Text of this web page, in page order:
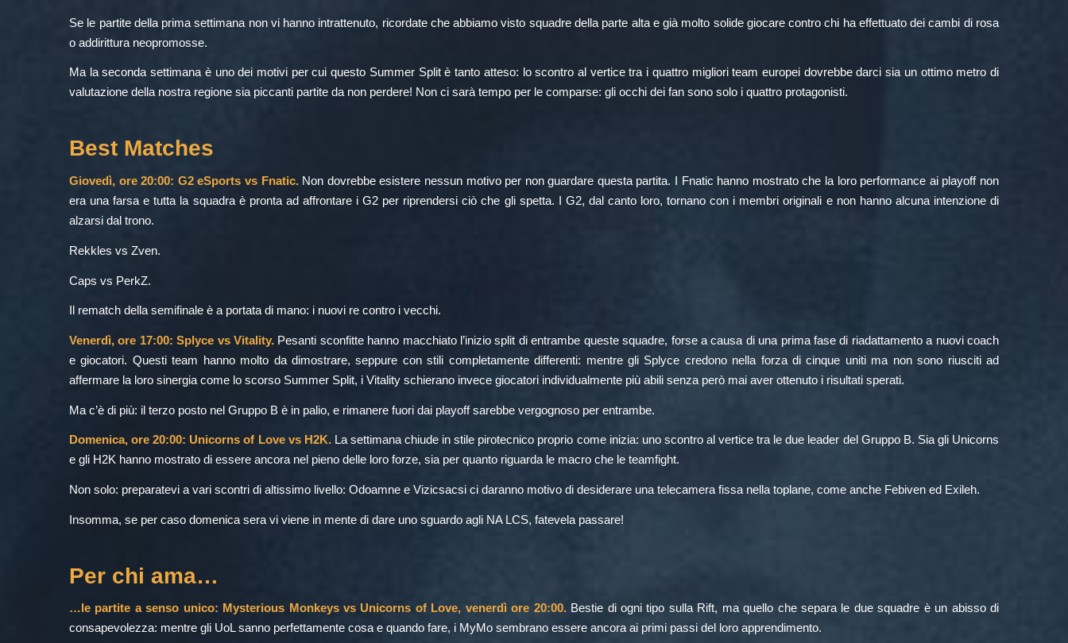
Se le partite della prima settimana non vi hanno intrattenuto, ricordate che abbiamo visto squadre della parte alta e già molto solide giocare contro chi ha effettuato dei cambi di rosa
o addirittura neopromosse.
Ma la seconda settimana è uno dei motivi per cui questo Summer Split è tanto atteso: lo scontro al vertice tra i quattro migliori team europei dovrebbe darci sia un ottimo metro di
valutazione della nostra regione sia piccanti partite da non perdere! Non ci sarà tempo per le comparse: gli occhi dei fan sono solo i quattro protagonisti.
Best Matches
Giovedì, ore 20:00: G2 eSports vs Fnatic.Non dovrebbe esistere nessun motivo per non guardare questa partita. I Fnatic hanno mostrato che la loro performance ai playoff non
era una farsa e tutta la squadra è pronta ad affrontare i G2 per riprendersi ciò che gli spetta. I G2, dal canto loro, tornano con i membri originali e non hanno alcuna intenzione di
alzarsi dal trono.
Rekkles vs Zven.
Caps vs PerkZ.
Il rematch della semifinale è a portata di mano: i nuovi re contro i vecchi.
Venerdì, ore 17:00: Splyce vs Vitality. Pesanti sconfitte hanno macchiato l’inizio split di entrambe queste squadre, forse a causa di una prima fase di riadattamento a nuovi coach
e giocatori. Questi team hanno molto da dimostrare, seppure con stili completamente differenti: mentre gli Splyce credono nella forza di cinque uniti ma non sono riusciti ad
affermare la loro sinergia come lo scorso Summer Split, i Vitality schierano invece giocatori individualmente più abili senza però mai aver ottenuto i risultati sperati.
Ma c’è di più: il terzo posto nel Gruppo B è in palio, e rimanere fuori dai playoff sarebbe vergognoso per entrambe.
Domenica, ore 20:00: Unicorns of Love vs H2K.La settimana chiude in stile pirotecnico proprio come inizia: uno scontro al vertice tra le due leader del Gruppo B. Sia gli Unicorns
e gli H2K hanno mostrato di essere ancora nel pieno delle loro forze, sia per quanto riguarda le macro che le teamfight.
Non solo: preparatevi a vari scontri di altissimo livello: Odoamne e Vizicsacsi ci daranno motivo di desiderare una telecamera fissa nella toplane, come anche Febiven ed Exileh.
Insomma, se per caso domenica sera vi viene in mente di dare uno sguardo agli NA LCS, fatevela passare!
Per chi ama…
…le partite a senso unico: Mysterious Monkeys vs Unicorns of Love, venerdì ore 20:00.Bestie di ogni tipo sulla Rift, ma quello che separa le due squadre è un abisso di
consapevolezza: mentre gli UoL sanno perfettamente cosa e quando fare, i MyMo sembrano essere ancora ai primi passi del loro apprendimento.